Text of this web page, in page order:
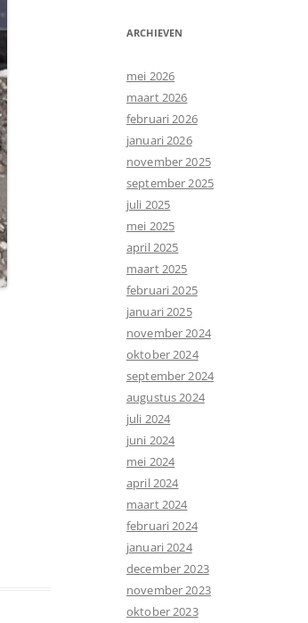
ARCHIEVEN
mei 2026
maart 2026
februari 2026
januari 2026
november 2025
september 2025
juli 2025
mei 2025
april 2025
maart 2025
februari 2025
januari 2025
november 2024
oktober 2024
september 2024
augustus 2024
juli 2024
juni 2024
mei 2024
april 2024
maart 2024
februari 2024
januari 2024
december 2023
november 2023
oktober 2023